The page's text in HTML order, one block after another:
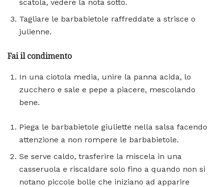
scatola, vedere la nota sotto.
Tagliare le barbabietole raffreddate a strisce o
julienne.
Fai il condimento
In una ciotola media, unire la panna acida, lo
zucchero e sale e pepe a piacere, mescolando
bene.
Piega le barbabietole giuliette nella salsa facendo
attenzione a non rompere le barbabietole.
Se serve caldo, trasferire la miscela in una
casseruola e riscaldare solo fino a quando non si
notano piccole bolle che iniziano ad apparire